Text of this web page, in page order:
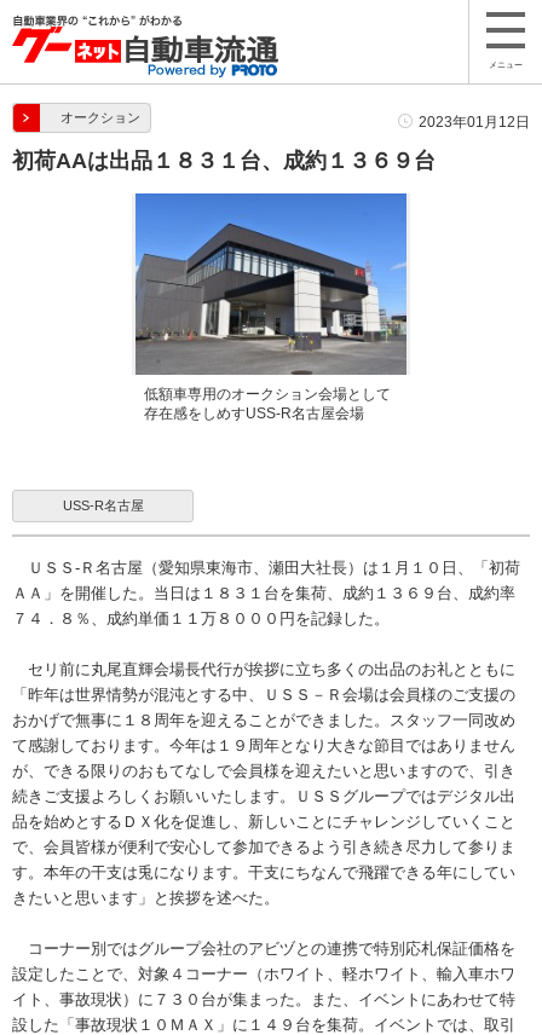
メニュー
オークション 2023年01月12日
初荷AAは出品１８３１台、成約１３６９台
低額車専用のオークション会場として
存在感をしめすUSS-R名古屋会場
USS-R名古屋
ＵＳＳ-Ｒ名古屋（愛知県東海市、瀬田大社長）は１月１０日、「初荷
ＡＡ」を開催した。当日は１８３１台を集荷、成約１３６９台、成約率
７４．８％、成約単価１１万８０００円を記録した。
セリ前に丸尾直輝会場長代行が挨拶に立ち多くの出品のお礼とともに
「昨年は世界情勢が混沌とする中、ＵＳＳ－Ｒ会場は会員様のご支援の
おかげで無事に１８周年を迎えることができました。スタッフ一同改め
て感謝しております。今年は１９周年となり大きな節目ではありません
が、できる限りのおもてなしで会員様を迎えたいと思いますので、引き
続きご支援よろしくお願いいたします。ＵＳＳグループではデジタル出
品を始めとするＤＸ化を促進し、新しいことにチャレンジしていくこと
で、会員皆様が便利で安心して参加できるよう引き続き尽力して参りま
す。本年の干支は兎になります。干支にちなんで飛躍できる年にしてい
きたいと思います」と挨拶を述べた。
コーナー別ではグループ会社のアビヅとの連携で特別応札保証価格を
設定したことで、対象４コーナー（ホワイト、軽ホワイト、輸入車ホワ
イト、事故現状）に７３０台が集まった。また、イベントにあわせて特
設した「事故現状１０ＭＡＸ」に１４９台を集荷。イベントでは、取引